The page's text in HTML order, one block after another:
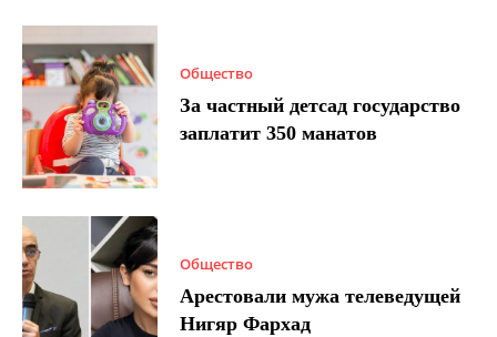
Общество
За частный детсад государство
заплатит 350 манатов
Общество
Арестовали мужа телеведущей
Нигяр Фархад